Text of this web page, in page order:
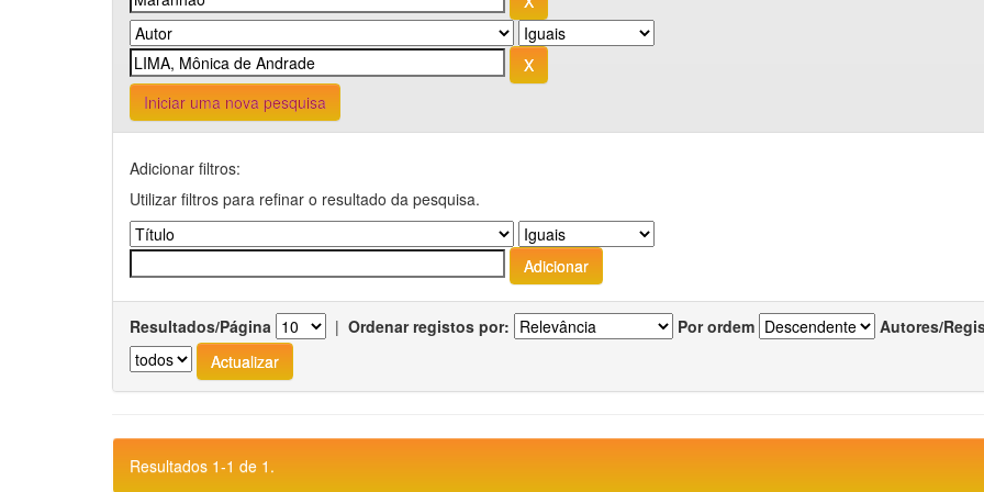
Iniciar uma nova pesquisa
Adicionar filtros:
Utilizar filtros para refinar o resultado da pesquisa.
Resultados/Página | Ordenar registos por: Por ordem Autores/
Resultados 1-1 de 1.